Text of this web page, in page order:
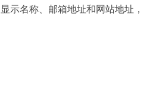
示名称、邮箱地址和网站地址，